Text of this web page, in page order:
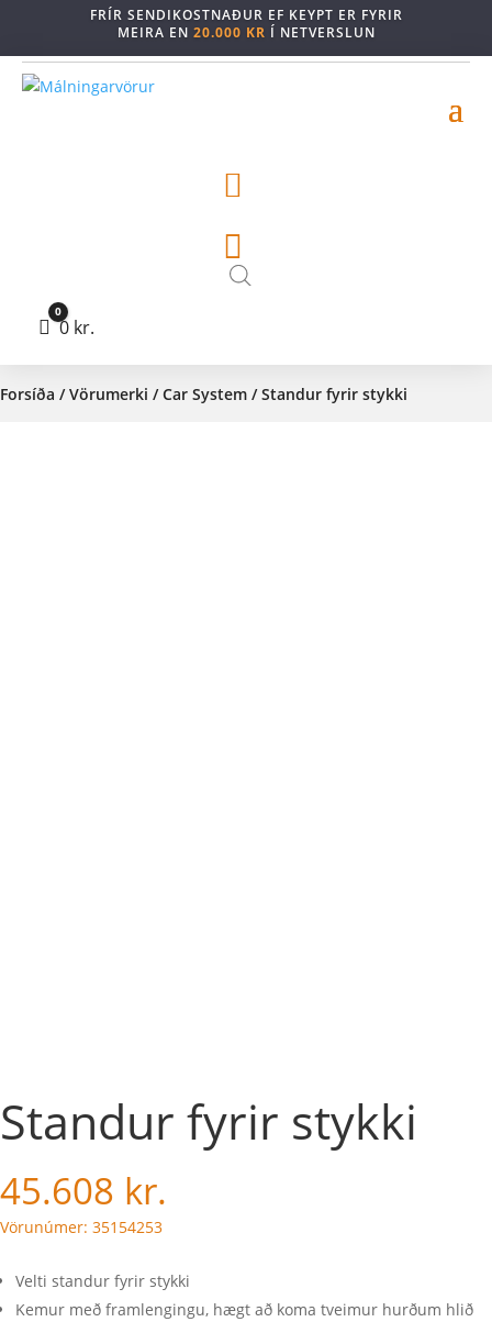
FRÍR SENDIKOSTNAÐUR EF KEYPT ER FYRIR
MEIRA EN 20.000 KR Í NETVERSLUN


Cart
0
0 kr.
Forsíða /Vörumerki /Car System / Standur fyrir stykki
Standur fyrir stykki
45.608 kr.
Vörunúmer: 35154253
Velti standur fyrir stykki
Kemur með framlengingu, hægt að koma tveimur hurðum hlið